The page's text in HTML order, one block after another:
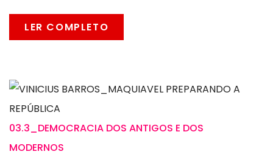
LER COMPLETO
03.3_DEMOCRACIA DOS ANTIGOS E DOS
MODERNOS